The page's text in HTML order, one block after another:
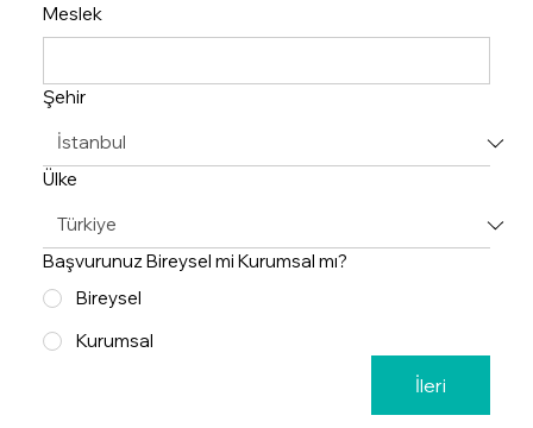
Meslek
Şehir
Ülke
Başvurunuz Bireysel mi Kurumsal mı?
Bireysel
Kurumsal
İleri